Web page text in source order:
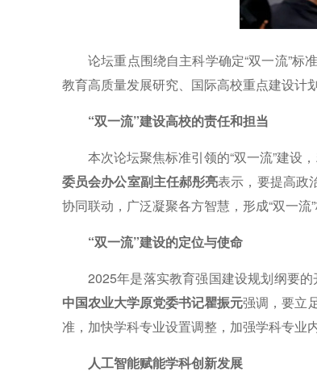
论坛重点围绕自主科学确定“双一流”
教育高质量发展研究、国际高校重点建设计
“双一流”建设高校的责任和担当
本次论坛聚焦标准引领的“双一流”建设
委员会办公室副主任郝彤亮表示，要提高政
协同联动，广泛凝聚各方智慧，形成“双一流
“双一流”建设的定位与使命
2025年是落实教育强国建设规划纲要的
中国农业大学原党委书记瞿振元强调，要立
准，加快学科专业设置调整，加强学科专业
人工智能赋能学科创新发展